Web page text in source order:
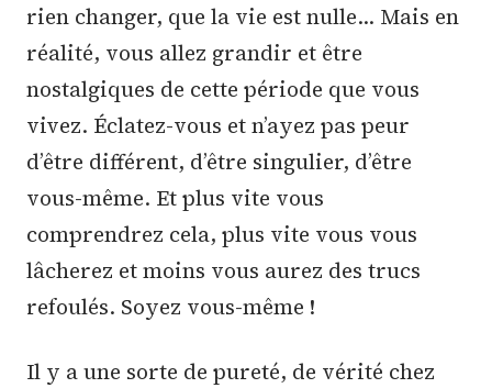
rien changer, que la vie est nulle… Mais en
réalité, vous allez grandir et être
nostalgiques de cette période que vous
vivez. Éclatez-vous et n’ayez pas peur
d’être différent, d’être singulier, d’être
vous-même. Et plus vite vous
comprendrez cela, plus vite vous vous
lâcherez et moins vous aurez des trucs
refoulés. Soyez vous-même !
Il y a une sorte de pureté, de vérité chez